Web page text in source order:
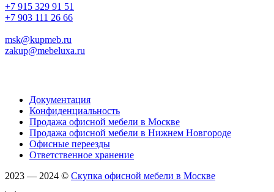
+7 915 329 91 51
+7 903 111 26 66
msk@kupmeb.ru
zakup@mebeluxa.ru
Документация
Конфиденциальность
Продажа офисной мебели в Москве
Продажа офисной мебели в Нижнем Новгороде
Офисные переезды
Ответственное хранение
2023 — 2024 © Скупка офисной мебели в Москве